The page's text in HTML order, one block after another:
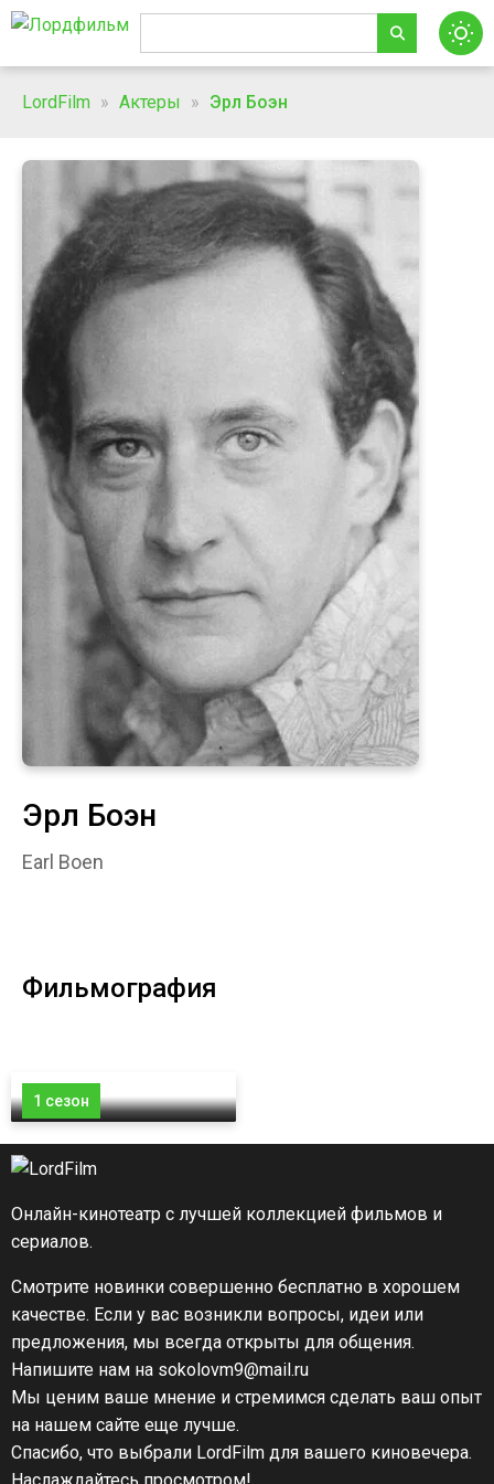
LordFilm » Актеры » Эрл Боэн
Эрл Боэн
Earl Boen
Фильмография
1 сезон
Онлайн-кинотеатр с лучшей коллекцией фильмов и
сериалов.
Смотрите новинки совершенно бесплатно в хорошем
качестве. Если у вас возникли вопросы, идеи или
предложения, мы всегда открыты для общения.
Напишите нам на sokolovm9@mail.ru
Мы ценим ваше мнение и стремимся сделать ваш опыт
на нашем сайте еще лучше.
Спасибо, что выбрали LordFilm для вашего киновечера.